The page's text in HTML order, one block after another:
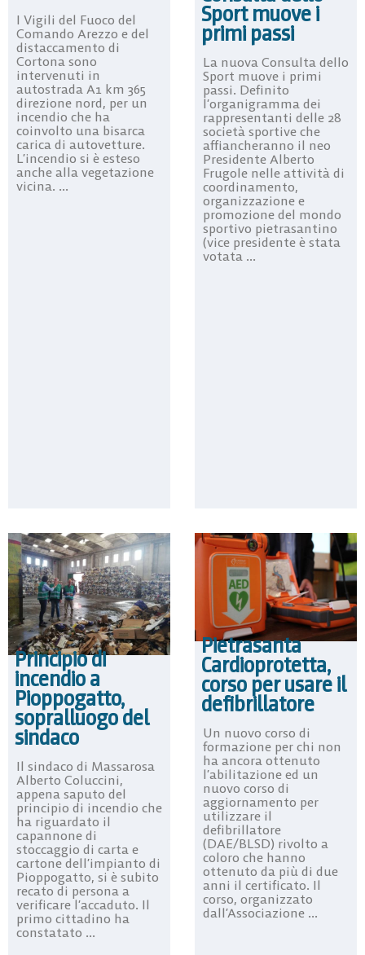
I Vigili del Fuoco del
Comando Arezzo e del
distaccamento di
Cortona sono
intervenuti in
autostrada A1 km 365
direzione nord, per un
incendio che ha
coinvolto una bisarca
carica di autovetture.
L’incendio si è esteso
anche alla vegetazione
vicina. ...
Sport muove i
primi passi
La nuova Consulta dello
Sport muove i primi
passi. Definito
l’organigramma dei
rappresentanti delle 28
società sportive che
affiancheranno il neo
Presidente Alberto
Frugole nelle attività di
coordinamento,
organizzazione e
promozione del mondo
sportivo pietrasantino
(vice presidente è stata
votata ...
Principio di
incendio a
Pioppogatto,
sopralluogo del
sindaco
Il sindaco di Massarosa
Alberto Coluccini,
appena saputo del
principio di incendio che
ha riguardato il
capannone di
stoccaggio di carta e
cartone dell’impianto di
Pioppogatto, si è subito
recato di persona a
verificare l’accaduto. Il
primo cittadino ha
constatato ...
Pietrasanta
Cardioprotetta,
corso per usare il
defibrillatore
Un nuovo corso di
formazione per chi non
ha ancora ottenuto
l’abilitazione ed un
nuovo corso di
aggiornamento per
utilizzare il
defibrillatore
(DAE/BLSD) rivolto a
coloro che hanno
ottenuto da più di due
anni il certificato. Il
corso, organizzato
dall’Associazione ...